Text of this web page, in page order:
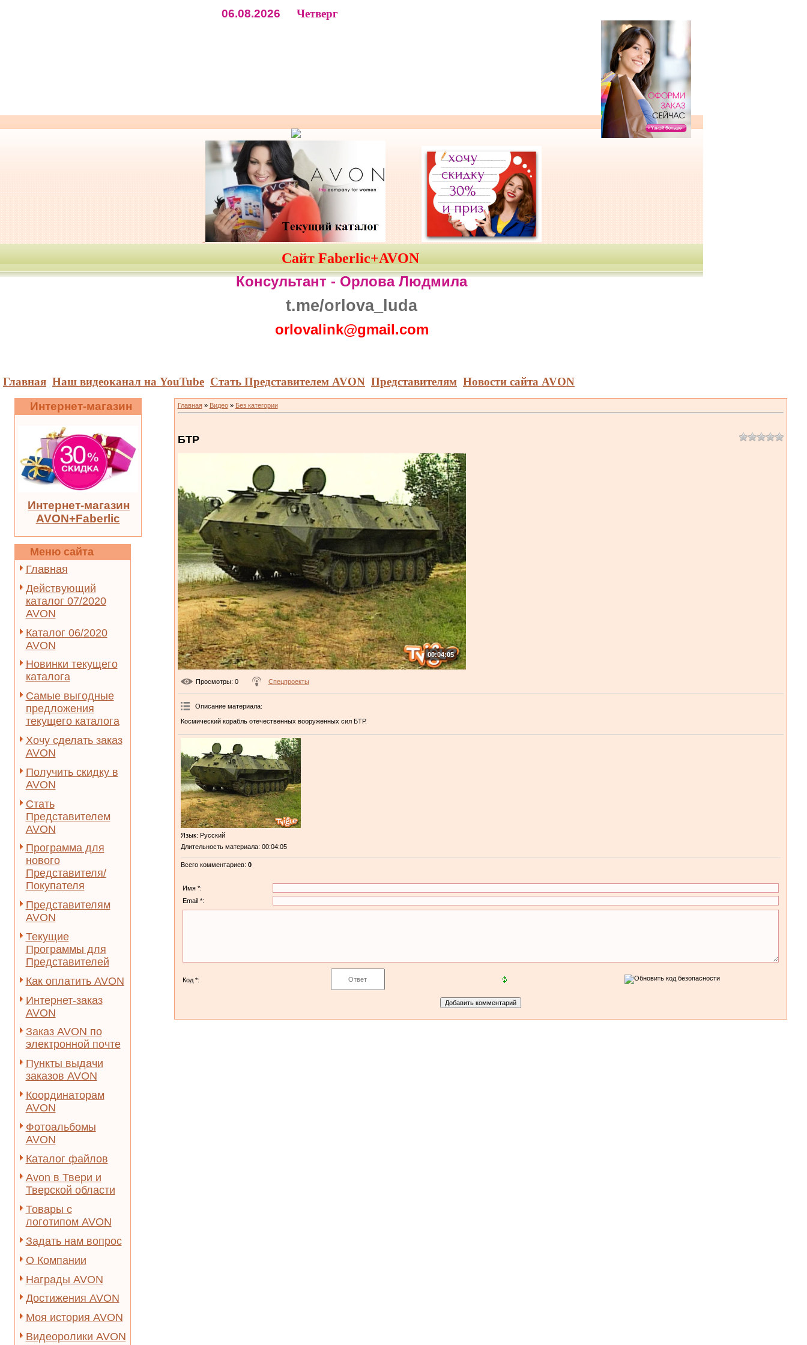
06.08.2026 Четверг
Сайт Faberlic+AVON
Консультант -Орлова Людмила
t.me/orlova_luda
orlovalink@gmail.com
Главная Наш видеоканал на YouTube Стать Представителем AVON Представителям Новости сайта AVON
Интернет-магазин
Интернет-магазин
AVON+Faberlic
Меню сайта
Главная
Действующий
каталог 07/2020
AVON
Каталог 06/2020
AVON
Новинки текущего
каталога
Самые выгодные
предложения
текущего каталога
Хочу сделать заказ
AVON
Получить скидку в
AVON
Стать
Представителем
AVON
Программа для
нового
Представителя/
Покупателя
Представителям
AVON
Текущие
Программы для
Представителей
Как оплатить AVON
Интернет-заказ
AVON
Заказ AVON по
электронной почте
Пункты выдачи
заказов AVON
Координаторам
AVON
Фотоальбомы
AVON
Каталог файлов
Avon в Твери и
Тверской области
Товары с
логотипом AVON
Задать нам вопрос
О Компании
Награды AVON
Достижения AVON
Моя история AVON
Видеоролики AVON
Главная» Видео» Без категории
БТР
00:04:05
Просмотры: 0 Спецпроекты
Описание материала:
Космический корабль отечественных вооруженных сил БТР.
Язык: Русский
Длительность материала: 00:04:05
Всего комментариев: 0
Имя *:
Email *:
Код *: